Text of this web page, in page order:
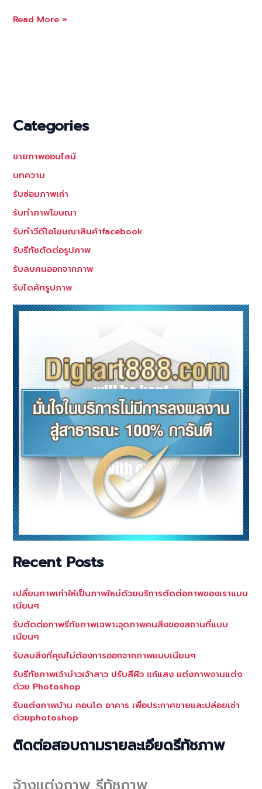
รับ
ผิว
เนียน
ใส
ดู
ดี
ธรรมชาติ
Read More »
Categories
ขายภาพออนไลน์
บทความ
รับซ่อมภาพเก่า
รับทำภาพโฆษณา
รับทำวีดีโอโฆษณาสินค้าfacebook
รับรีทัชตัดต่อรูปภาพ
รับลบคนออกจากภาพ
รับไดคัทรูปภาพ
Recent Posts
เปลี่ยนภาพเก่าให้เป็นภาพใหม่ด้วยบริการตัดต่อภาพของเราแบบ
เนียนๆ
รับตัดต่อภาพรีทัชภาพเฉพาะจุดภาพคนสิ่งของสถานที่แบบ
เนียนๆ
รับลบสิ่งที่คุณไม่ต้องการออกจากภาพแบบเนียนๆ
รับรีทัชภาพเจ้าบ่าวเจ้าสาว ปรับสีผิว แก้แสง แต่งภาพงานแต่ง
ด้วย Photoshop
รับแต่งภาพบ้าน คอนโด อาคาร เพื่อประกาศขายและปล่อยเช่า
ด้วยphotoshop
ติดต่อสอบถามรายละเอียดรีทัชภาพ